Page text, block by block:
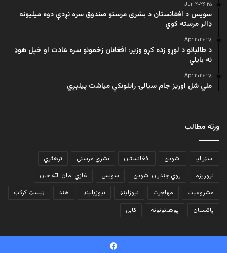
۲۵ Jun ۲۰۲۶
سویس د افغانستان د بشري مرستو صندوق سره نږدې دوه میلیونه
ډالر مرسته کوي
۲۸ Apr ۲۰۲۶
د طالبانو د لوړو زده کړو وزیر: افغانان زخمونو سره عادت او خپل هوډ
نه بایلي
۲۸ Apr ۲۰۲۶
ملي شل اوریز جام سیالۍ راتلونکې میاشت پیلېږي
ورته مطالب
اسټرالیا اشوین افغانستان بشري مرستې
ترهګري
تروریزم
روي چندران اشوین سویس
غازي امان الله خان
مشروعیت
مهاجرت نیوزلینډ نیوزیلینډ هند
ټیسټ کرکټ
پاکستان
پوهنتونونه کابل